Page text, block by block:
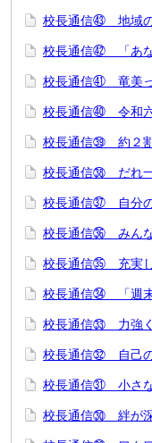
校長通信㊸ 地域
校長通信㊷ 「あ
校長通信㊶ 竜美
校長通信㊵ 令和
校長通信㊴ 約２
校長通信㊳ だれ
校長通信㊲ 自分
校長通信㊱ みん
校長通信㉟ 充実
校長通信㉞ 「週
校長通信㉝ 力強
校長通信㉜ 自己
校長通信㉛ 小さ
校長通信㉚ 絆が